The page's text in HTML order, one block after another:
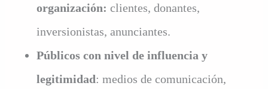
organización: clientes, donantes,
inversionistas, anunciantes.
Públicos con nivel de influencia y
legitimidad: medios de comunicación,